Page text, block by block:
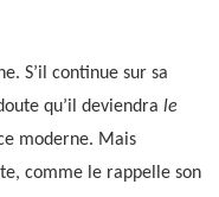
S’il continue sur sa
qu’il deviendra le
moderne. Mais
comme le rappelle son